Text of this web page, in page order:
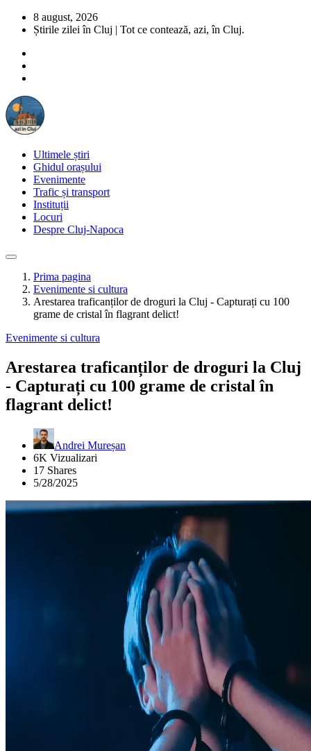
8 august, 2026
Știrile zilei în Cluj | Tot ce contează, azi, în Cluj.
Ultimele știri
Ghidul orașului
Evenimente
Trafic și transport
Instituții
Locuri
Despre Cluj-Napoca
Prima pagina
Evenimente si cultura
Arestarea traficanților de droguri la Cluj - Capturați cu 100
grame de cristal în flagrant delict!
Evenimente si cultura
Arestarea traficanților de droguri la Cluj
- Capturați cu 100 grame de cristal în
flagrant delict!
Andrei Mureșan
6K Vizualizari
17 Shares
5/28/2025